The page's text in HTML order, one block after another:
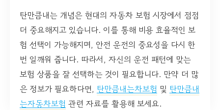
탄만큼내는 개념은 현대의 자동차 보험 시장에서 점점
더 중요해지고 있습니다. 이를 통해 비용 효율적인 보
험 선택이 가능해지며, 안전 운전의 중요성을 다시 한
번 일깨워 줍니다. 따라서, 자신의 운전 패턴에 맞는
보험 상품을 잘 선택하는 것이 필요합니다. 만약 더 많
은 정보가 필요하다면, 탄만큼내는차보험 및 탄만큼내
는자동차보험 관련 자료를 활용해 보세요.